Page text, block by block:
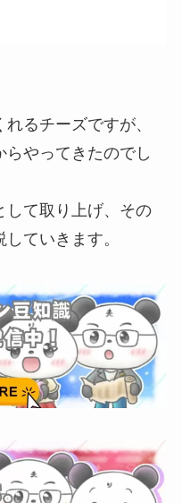
るチーズですが、
らやってきたのでし
して取り上げ、その
ていきます。